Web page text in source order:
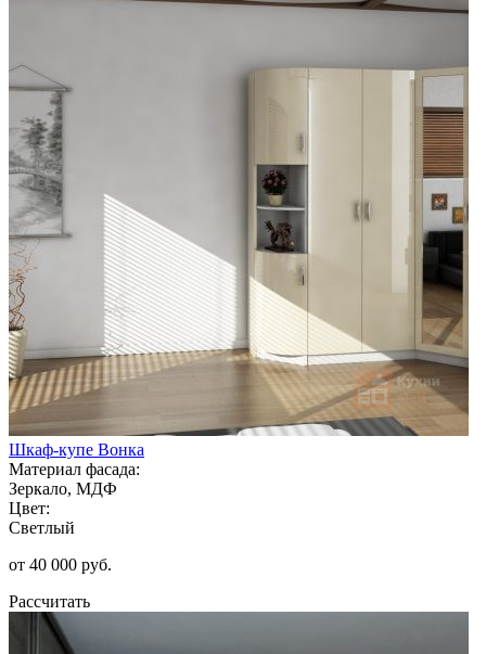
Шкаф-купе Вонка
Материал фасада:
Зеркало, МДФ
Цвет:
Светлый
от 40 000 руб.
Рассчитать